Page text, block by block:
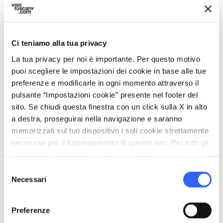
Ci teniamo alla tua privacy
La tua privacy per noi è importante. Per questo motivo
puoi scegliere le impostazioni dei cookie in base alle tue
preferenze e modificarle in ogni momento attraverso il
pulsante “Impostazioni cookie” presente nel footer del
sito. Se chiudi questa finestra con un click sulla X in alto
a destra, proseguirai nella navigazione e saranno
memorizzati sul tuo dispositivo i soli cookie strettamente
necessari per il funzionamento di questo sito. Per tutti gli
delNecessari
Preferenze
Sabato,Domenica
dalle 09:30alle13:00
Dal 30 maggio 2026 al 31 maggio 2026
Sabato,Domenica
dalle09:30alle13:00
Dal 06 giugno 2026 al 07 giugno 2026
Sabato,Domenica
alle
Dal 13 giugno 2026 al 14 giugno 2026
dalle
Sabato,